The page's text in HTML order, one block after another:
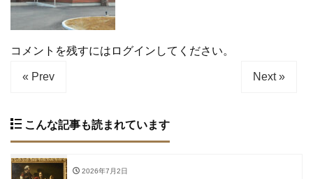
コメントを残すにはログインしてください。
« Prev Next »
こんな記事も読まれています
2026年7月2日